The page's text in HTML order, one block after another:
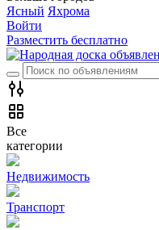
Ясный Яхрома
Войти
Разместить бесплатно
Все
категории
Недвижимость
Транспорт